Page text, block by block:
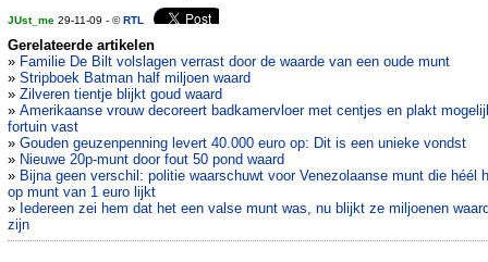
JUst_me 29-11-09 - ©RTL
Gerelateerde artikelen
» Familie De Bilt volslagen verrast door de waarde van een oude munt
» Stripboek Batman half miljoen waard
» Zilveren tientje blijkt goud waard
» Amerikaanse vrouw decoreert badkamervloer met centjes en plakt
fortuin vast
» Gouden geuzenpenning levert 40.000 euro op: Dit is een unieke vondst
» Nieuwe 20p-munt door fout 50 pond waard
» Bijna geen verschil: politie waarschuwt voor Venezolaanse munt die héél
op munt van 1 euro lijkt
» Iedereen zei hem dat het een valse munt was, nu blijkt ze miljoenen
zijn